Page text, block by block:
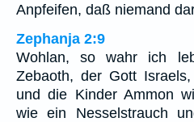
Anpfeifen, daß niemand
Zephanja 2:9
Wohlan, so wahr ich
Zebaoth, der Gott
und die Kinder Ammon
wie ein Nesselstrauch